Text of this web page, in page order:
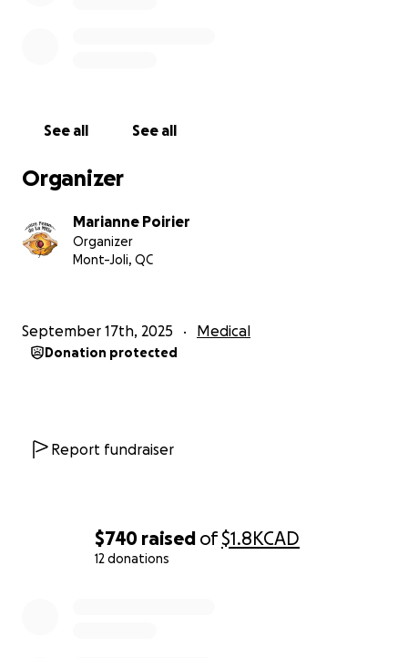
$740 raised of$1.8KCAD
12 donations
See all See all
Organizer
Marianne Poirier
Organizer
Mont-Joli, QC
September 17th, 2025 Medical
Donation protected
Report fundraiser